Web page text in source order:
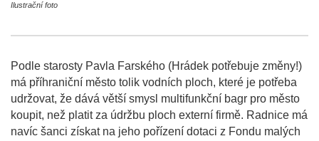
Ilustrační foto
Podle starosty Pavla Farského (Hrádek potřebuje změny!)
má příhraniční město tolik vodních ploch, které je potřeba
udržovat, že dává větší smysl multifunkční bagr pro město
koupit, než platit za údržbu ploch externí firmě. Radnice má
navíc šanci získat na jeho pořízení dotaci z Fondu malých